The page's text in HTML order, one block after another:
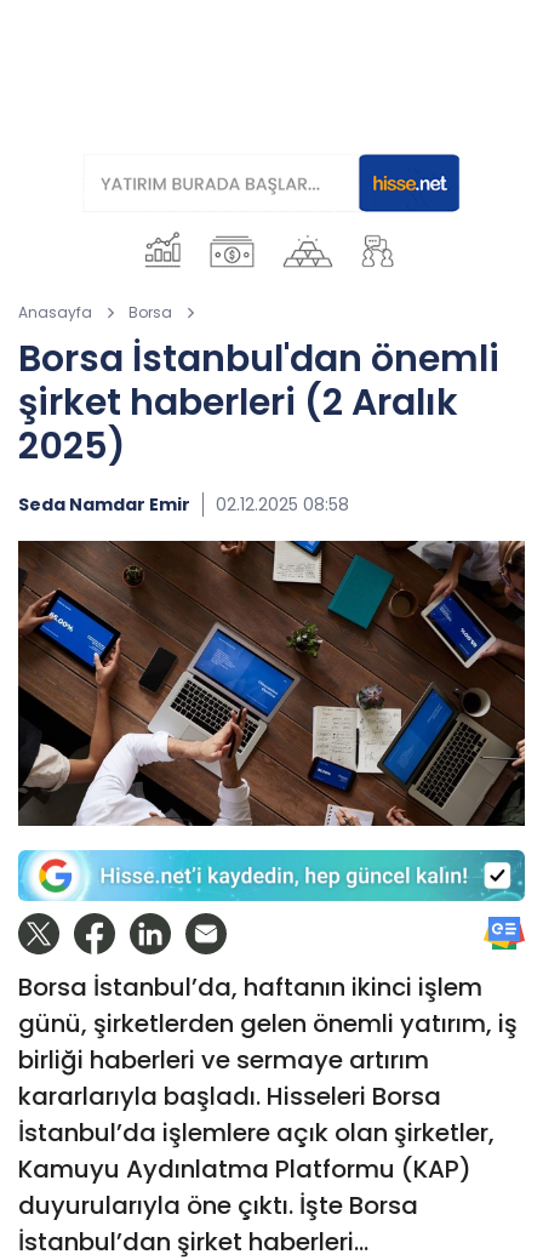
Anasayfa Borsa
Borsa İstanbul'dan önemli
şirket haberleri (2 Aralık
2025)
Seda Namdar Emir 02.12.2025 08:58
Borsa İstanbul’da, haftanın ikinci işlem
günü, şirketlerden gelen önemli yatırım, iş
birliği haberleri ve sermaye artırım
kararlarıyla başladı. Hisseleri Borsa
İstanbul’da işlemlere açık olan şirketler,
Kamuyu Aydınlatma Platformu (KAP)
duyurularıyla öne çıktı. İşte Borsa
İstanbul’dan şirket haberleri…